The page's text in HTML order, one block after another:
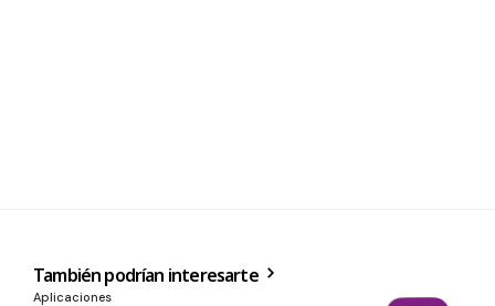
También podrían interesarte
Aplicaciones